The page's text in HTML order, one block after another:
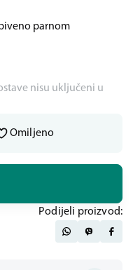
parnom
nisu uključeni u
Omiljeno
Podijeli proizvod: